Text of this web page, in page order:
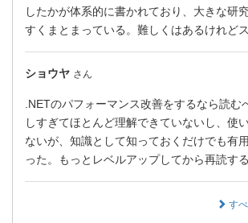
したかが体系的に書かれており、大きな研
すくまとまっている。難しくはあるけれどス
ショウヤ さん
.NETのパフォーマンス改善をするなら読む
しすぎてほとんど理解できていないし、使
ないが、知識として知っておくだけでも有
った。もっとレベルアップしてから再読する
す